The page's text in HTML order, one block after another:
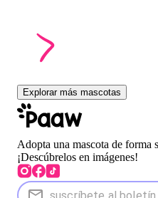
Explorar más mascotas
Adopta una mascota de forma
¡Descúbrelos en imágenes!